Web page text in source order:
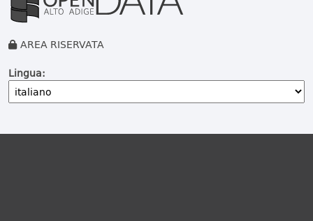
AREA RISERVATA
Lingua